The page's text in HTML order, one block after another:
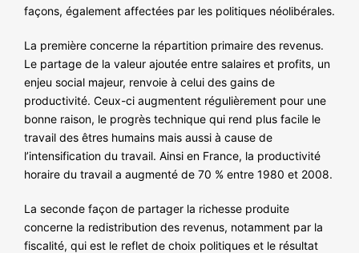
façons, également affectées par les politiques néolibérales.
La première concerne la répartition primaire des revenus.
Le partage de la valeur ajoutée entre salaires et profits, un
enjeu social majeur, renvoie à celui des gains de
productivité. Ceux-ci augmentent régulièrement pour une
bonne raison, le progrès technique qui rend plus facile le
travail des êtres humains mais aussi à cause de
l’intensification du travail. Ainsi en France, la productivité
horaire du travail a augmenté de 70 % entre 1980 et 2008.
La seconde façon de partager la richesse produite
concerne la redistribution des revenus, notamment par la
fiscalité, qui est le reflet de choix politiques et le résultat